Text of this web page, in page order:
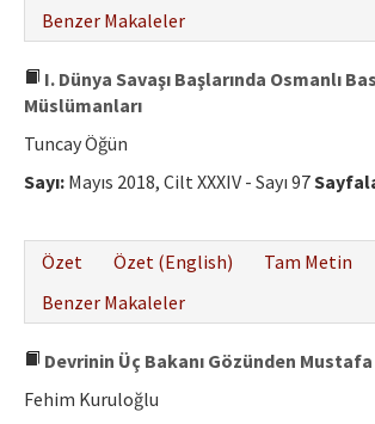
Benzer Makaleler
I. Dünya Savaşı Başlarında Osmanlı
Müslümanları
Tuncay Öğün
Sayı: Mayıs 2018, Cilt XXXIV - Sayı 97
Özet
Özet (English) Tam Metin
Benzer Makaleler
Devrinin Üç Bakanı Gözünden
Fehim Kuruloğlu